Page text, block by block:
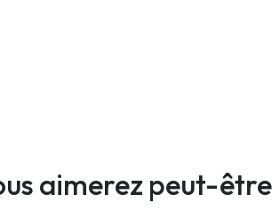
aimerez peut-